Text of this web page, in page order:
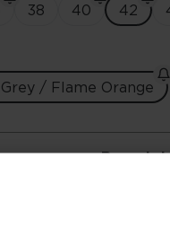
38 40 42
/ Flame Orange